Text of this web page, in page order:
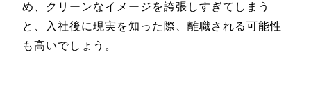
め、クリーンなイメージを誇張しすぎてしまう
と、入社後に現実を知った際、離職される可能性
も高いでしょう。